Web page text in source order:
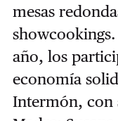
mesas
año, los
economía
Intermón, con